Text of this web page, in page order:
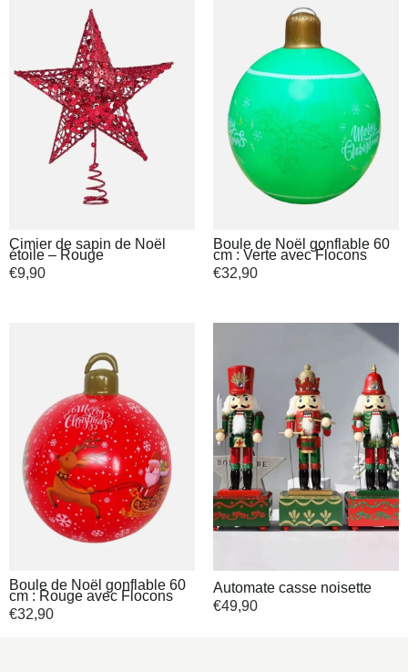
Cimier de sapin de Noël
étoile – Rouge
€9,90
Boule de Noël gonflable 60
cm : Verte avec Flocons
€32,90
Boule de Noël gonflable 60
cm : Rouge avec Flocons
€32,90
Automate casse noisette
€49,90